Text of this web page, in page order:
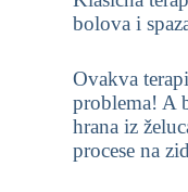
bolova i
Ovakva
problema! A
hrana iz
procese na